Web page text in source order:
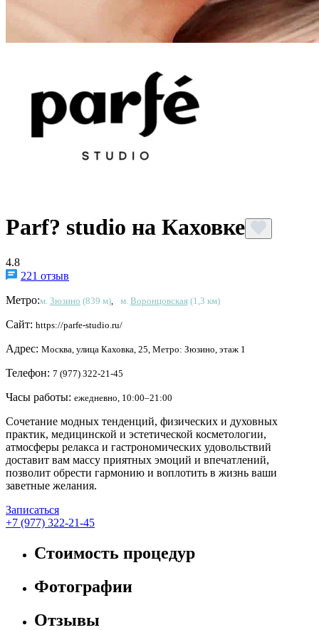
Parf? studio на Каховке
4.8
221 отзыв
Метро:м. Зюзино (839 м) м. Воронцовская(1,3 км)
Сайт: https://parfe-studio.ru/
Адрес: Москва, улица Каховка, 25, Метро: Зюзино, этаж 1
Телефон: 7 (977) 322-21-45
Часы работы: ежедневно, 10:00–21:00
Сочетание модных тенденций, физических и духовных
практик, медицинской и эстетической косметологии,
атмосферы релакса и гастрономических удовольствий
доставит вам массу приятных эмоций и впечатлений,
позволит обрести гармонию и воплотить в жизнь ваши
заветные желания.
Записаться
+7 (977) 322-21-45
Стоимость процедур
Фотографии
Отзывы